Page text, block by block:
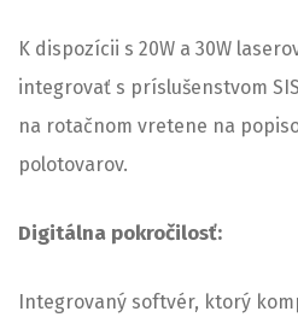
K dispozícii s 20W a 30W
integrovať s príslušenstvom
na rotačnom vretene na
polotovarov.
Digitálna pokročilosť:
Integrovaný softvér, ktorý